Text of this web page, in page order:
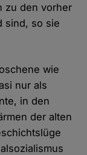
zu den vorher
sind, so sie
wie
nur als
in den
der alten